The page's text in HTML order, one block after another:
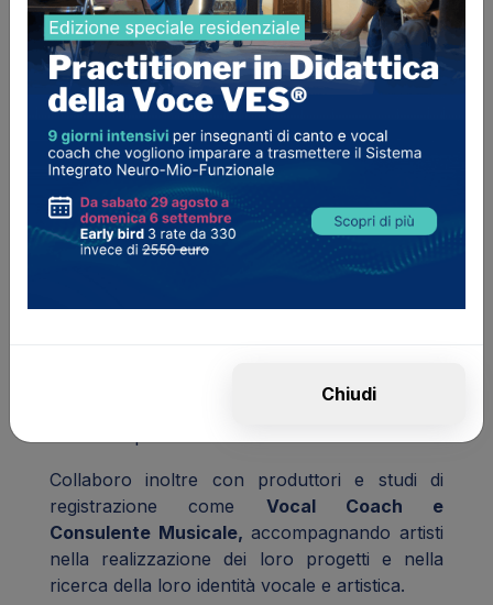
persone nello sviluppo della propria voce in
modo rispettoso, funzionale e creativo. Un
Vocal Trainer non impone un modello: guida,
osserva e costruisce un percorso su misura.
Perché ogni voce ha una storia diversa, una
necessità diversa, e merita la giusta direzione
per esprimersi al meglio.
Intreccio ascolto, corpo e suono per aiutarti a
ritrovare libertà ed espressività: nella parola,
nel canto e – soprattutto – nella tua presenza.
approccio è esperienziale, gentile e radicato
Collaboro inoltre con produttori e studi di
registrazione come Vocal Coach e
Consulente Musicale, accompagnando artisti
nella realizzazione dei loro progetti e nella
ricerca della loro identità vocale e artistica.
Chiudi